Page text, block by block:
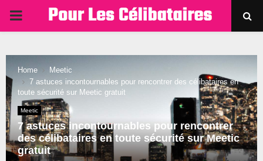
PRIMARY
Home
Meetic
7 astuces incontournables pour rencontrer des célibataires en
toute sécurité sur Meetic gratuit
Meetic
7 astuces incontournables pour rencontrer
des célibataires en toute sécurité sur Meetic
gratuit